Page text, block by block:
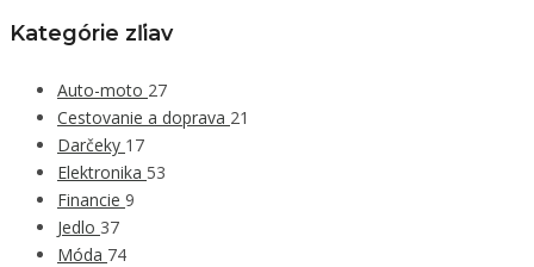
Kategórie zľiav
Auto-moto 27
Cestovanie a doprava 21
Darčeky 17
Elektronika 53
Financie 9
Jedlo 37
Móda 74